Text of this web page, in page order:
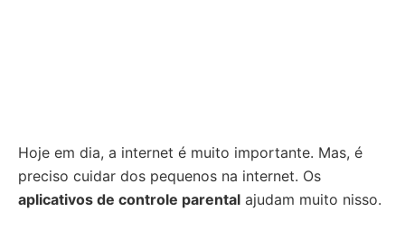
Hoje em dia, a internet é muito importante. Mas, é
preciso cuidar dos pequenos na internet. Os
aplicativos de controle parental ajudam muito nisso.